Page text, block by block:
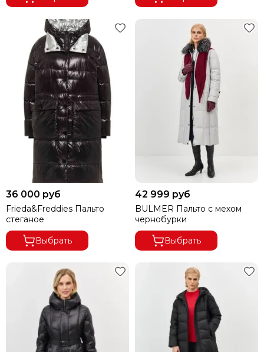
36 000 руб
Frieda&Freddies Пальто
стеганое
Выбрать
42 999 руб
BULMER Пальто с мехом
чернобурки
Выбрать